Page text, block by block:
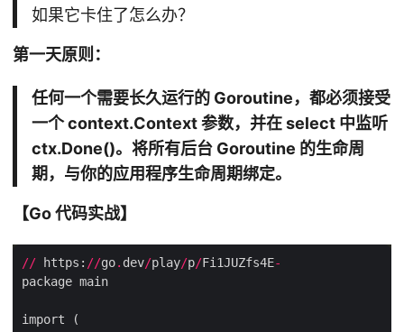
如果它卡住了怎么办？
第一天原则：
任何一个需要长久运行的 Goroutine，都必须接受
一个 context.Context 参数，并在 select 中监听
ctx.Done()。将所有后台 Goroutine 的生命周
期，与你的应用程序生命周期绑定。
【Go 代码实战】
// https: //go. dev/play/p/Fi1JUZfs4E-